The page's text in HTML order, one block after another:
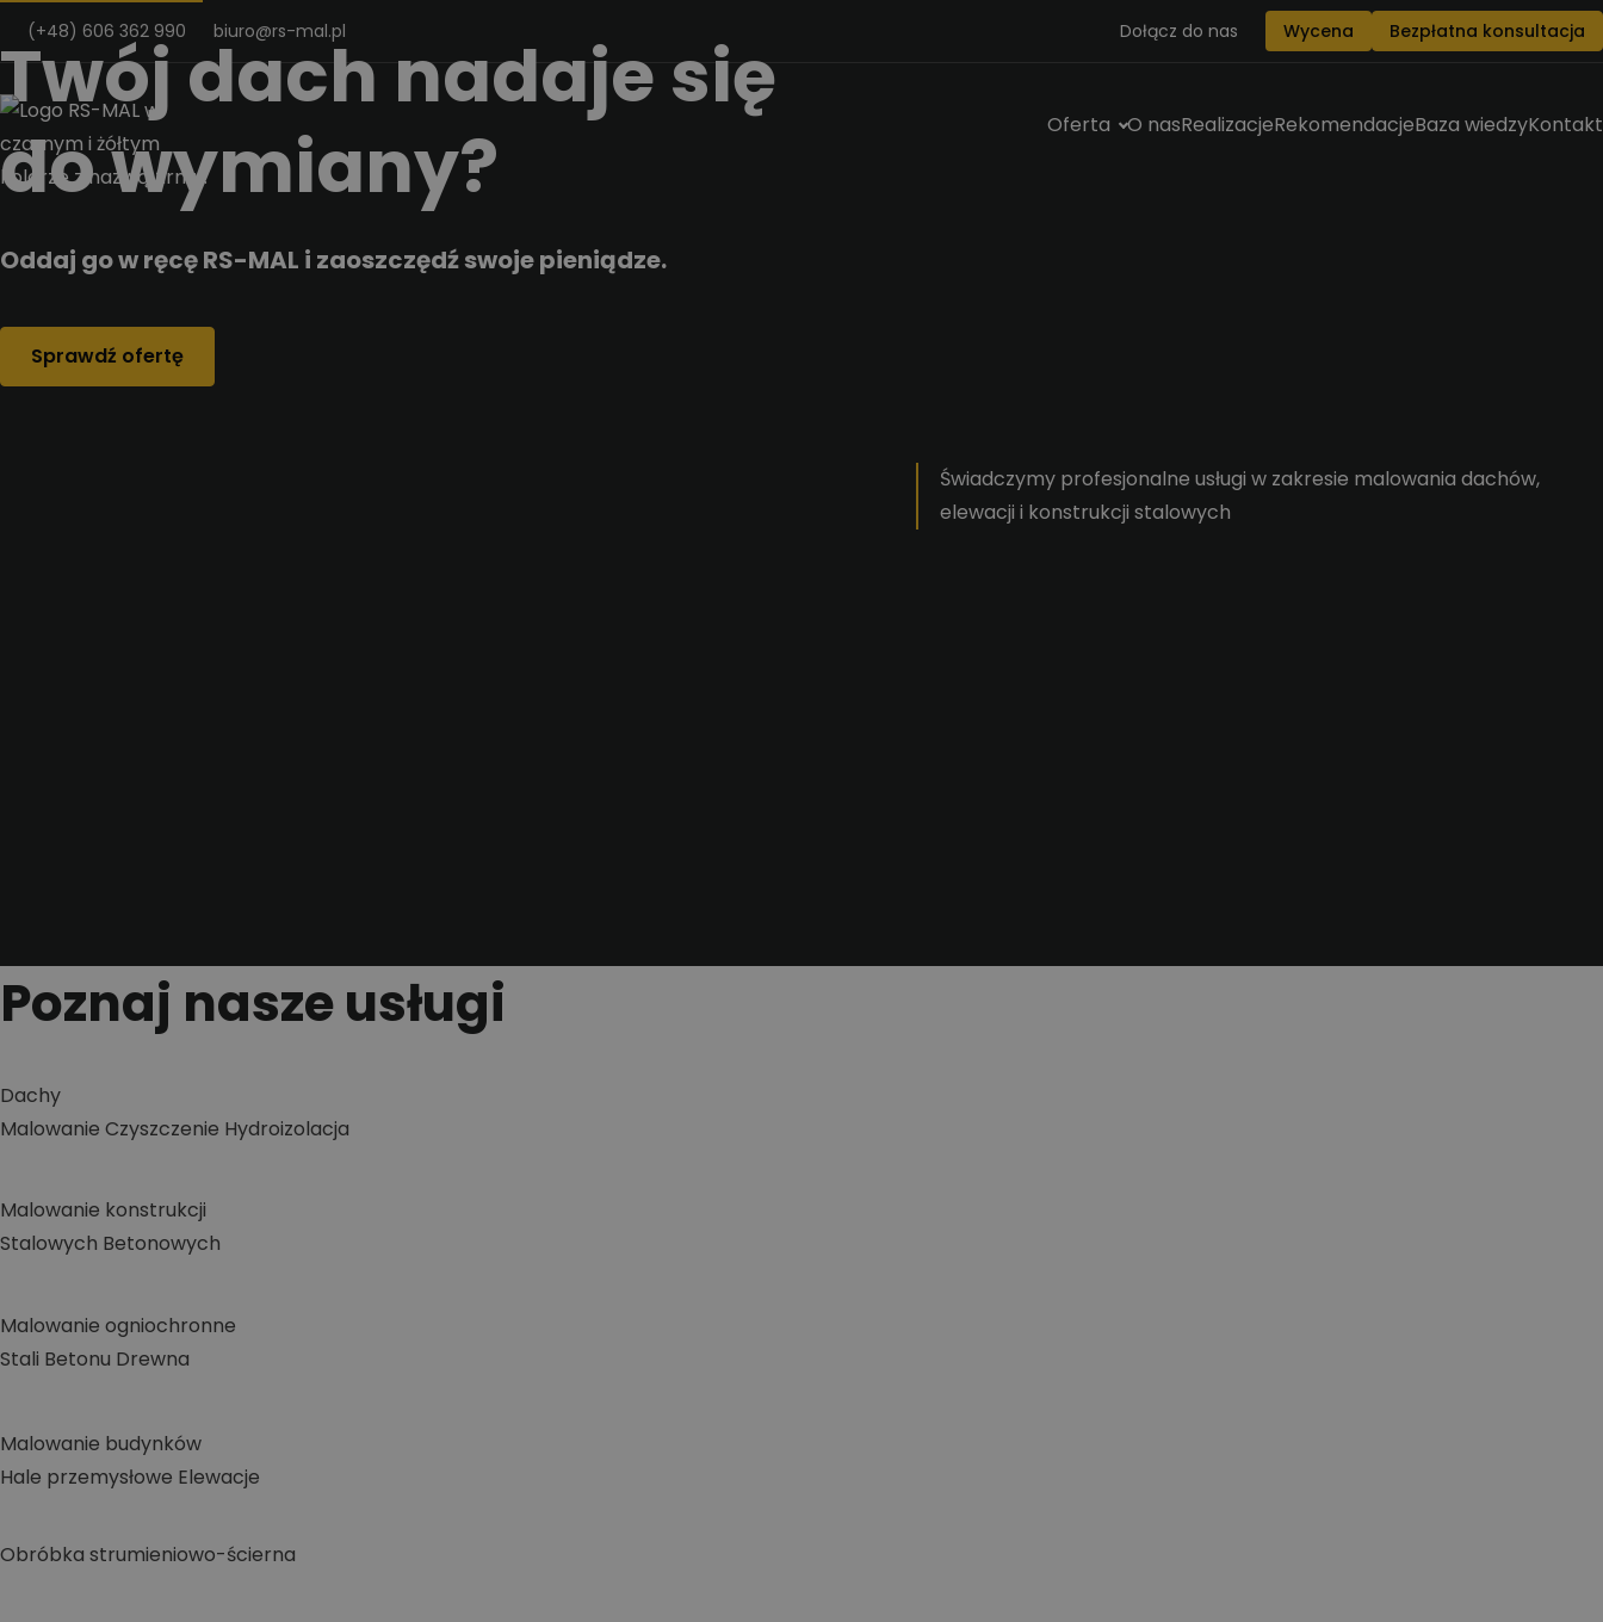
Przejdz do tresci
(+48) 606 362 990 biuro@rs-mal.pl Dołącz do nas Wycena Bezpłatna konsultacja
Oferta O nasRealizacjeRekomendacjeBaza wiedzyKontakt
Twój dach nadaje się
do wymiany?
Oddaj go w ręcę RS-MAL i zaoszczędź swoje pieniądze.
Sprawdź ofertę
Świadczymy profesjonalne usługi w zakresie malowania dachów,
elewacji i konstrukcji stalowych
Poznaj nasze usługi
Dachy
Malowanie Czyszczenie Hydroizolacja
Malowanie konstrukcji
Stalowych Betonowych
Malowanie ogniochronne
Stali Betonu Drewna
Malowanie budynków
Hale przemysłowe Elewacje
Obróbka strumieniowo-ścierna